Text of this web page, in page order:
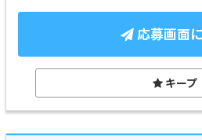
応募画面
キープ